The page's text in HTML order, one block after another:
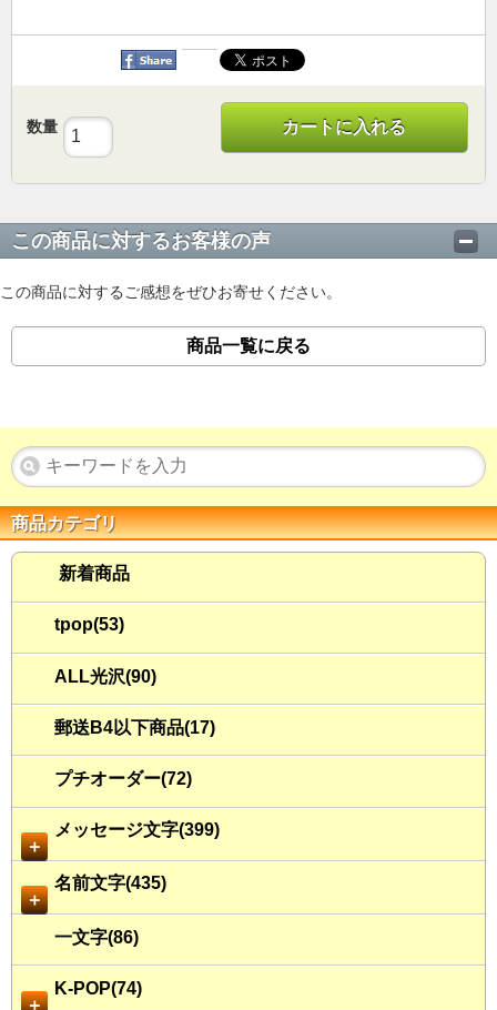
数量 カートに入れる
この商品に対するお客様の声
この商品に対するご感想をぜひお寄せください。
商品一覧に戻る
商品カテゴリ
新着商品
tpop(53)
ALL光沢(90)
郵送B4以下商品(17)
プチオーダー(72)
＋
メッセージ文字(399)
＋
名前文字(435)
一文字(86)
＋
K-POP(74)